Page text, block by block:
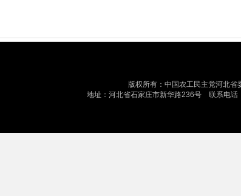
版权所有：中国农工民主党河北
地址：河北省石家庄市新华路236号 联系电